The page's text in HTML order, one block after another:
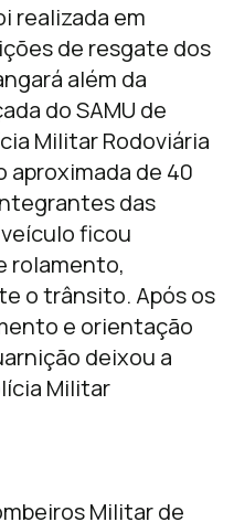
realizada em
de resgate dos
além da
do SAMU de
Militar Rodoviária
aproximada de 40
das
ficou
rolamento,
o trânsito. Após os
e orientação
deixou a
Militar
Militar de